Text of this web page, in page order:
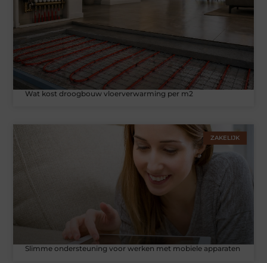
Wat kost droogbouw vloerverwarming per m2
ZAKELIJK
Slimme ondersteuning voor werken met mobiele apparaten